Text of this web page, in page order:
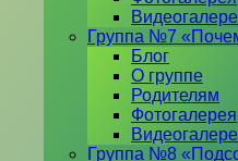
Группа №7
Блог
О группе
Родителям
Фотогалерея
Группа №8